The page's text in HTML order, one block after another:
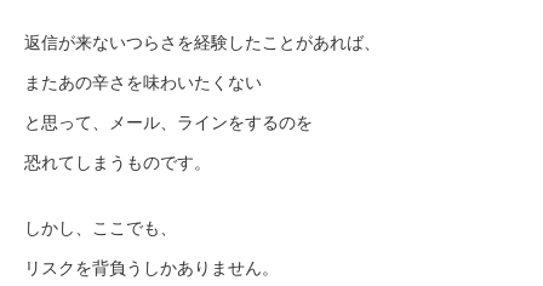
返信が来ないつらさを経験したことがあれば、
またあの辛さを味わいたくない
と思って、メール、ラインをするのを
恐れてしまうものです。
しかし、ここでも、
リスクを背負うしかありません。